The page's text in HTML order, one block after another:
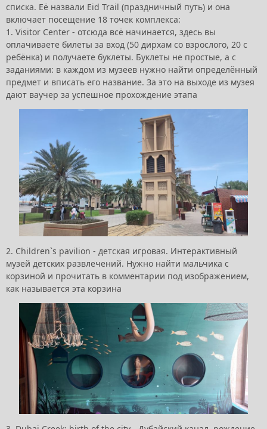
списка. Её назвали Eid Trail (праздничный путь) и она
включает посещение 18 точек комплекса:
1. Visitor Center - отсюда всё начинается, здесь вы
оплачиваете билеты за вход (50 дирхам со взрослого, 20 с
ребёнка) и получаете буклеты. Буклеты не простые, а с
заданиями: в каждом из музеев нужно найти определённый
предмет и вписать его название. За это на выходе из музея
дают ваучер за успешное прохождение этапа
2. Children`s pavilion - детская игровая. Интерактивный
музей детских развлечений. Нужно найти мальчика с
корзиной и прочитать в комментарии под изображением,
как называется эта корзина